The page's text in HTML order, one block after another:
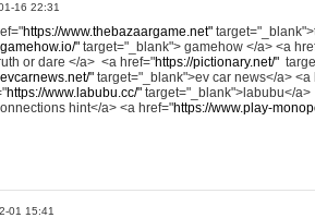
16 22:31
https://www.thebazaargame.net"
" target="_blank"> gamehow </a> <a
or dare </a> <a href="https://pictionary.net/"
" target="_blank">ev car news</a> <a
https://www.labubu.cc/" target="_blank">labubu</
hint</a> <a href="https://www.play-
01 15:41